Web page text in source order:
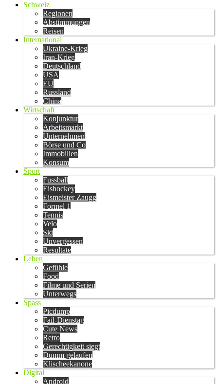
Schweiz
Regionen
Abstimmungen
Reisen
International
Ukraine-Krieg
Iran-Krieg
Deutschland
USA
EU
Russland
China
Wirtschaft
Konjunktur
Arbeitsmarkt
Unternehmen
Börse und Co
Immobilien
Konsum
Sport
Fussball
Eishockey
Eismeister Zaugg
Formel 1
Tennis
Velo
Ski
Unvergessen
Resultate
Leben
Gefühle
Food
Filme und Serien
Unterwegs
Spass
Picdump
Fail-Dienstag
Cute News
Retro
Gerechtigkeit siegt
Dumm gelaufen
Klischeekanone
Digital
Android